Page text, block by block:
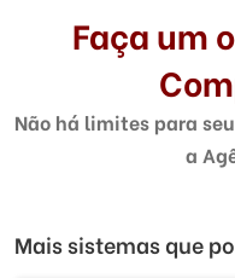
Faça um
Não há limites para
a
Mais sistemas que